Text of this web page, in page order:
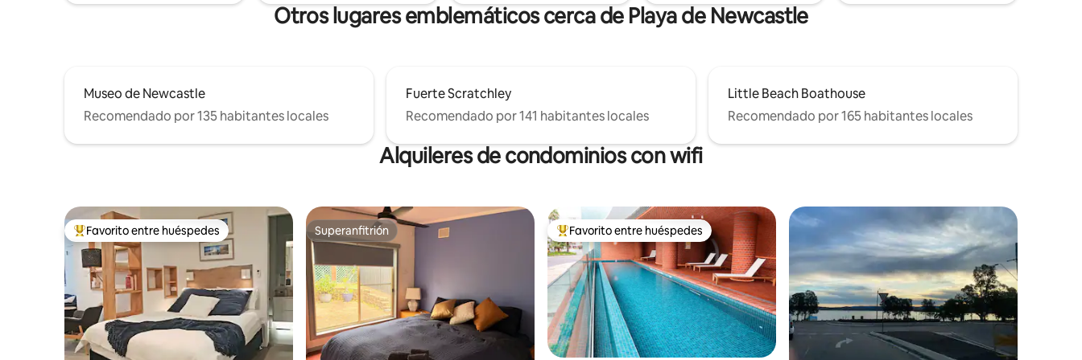
Estabar, Basement.
Otros lugares emblemáticos cerca de Playa de Newcastle
Museo de Newcastle
Recomendado por 135 habitantes locales
Fuerte Scratchley
Recomendado por 141 habitantes locales
Little Beach Boathouse
Recomendado por 165 habitantes locales
Alquileres de condominios con wifi
De los mejores en Favorito entre huéspedes
Favorito entre huéspedes Superanfitrión
Superanfitrión De los mejores en Favorito entre huéspedes
Favorito entre huéspedes